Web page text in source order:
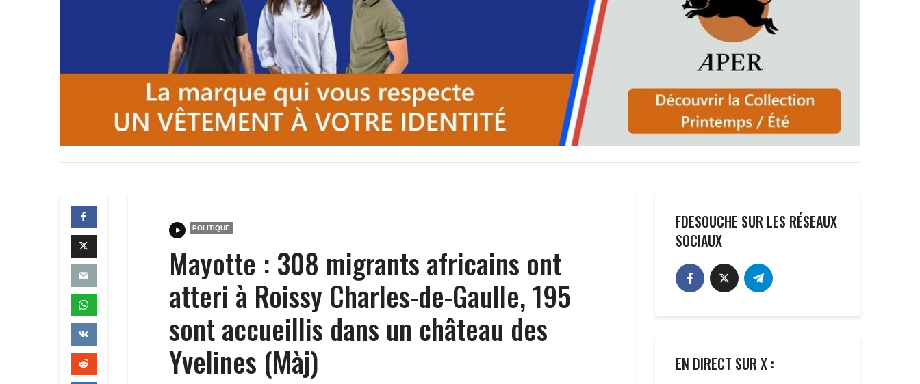
POLITIQUE
Mayotte : 308 migrants africains ont
atteri à Roissy Charles-de-Gaulle, 195
sont accueillis dans un château des
Yvelines (Màj)
FDESOUCHE SUR LES RÉSEAUX
SOCIAUX
EN DIRECT SUR X :